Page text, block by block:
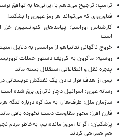
ترامپ: ترجیح می‌دهم با ایرانی‌‌ها به توافق
فناوری‌ای که می‌تواند هر رمز عبوری را بشکند!
کارشناس اوراسیا: پیامدهای کنوانسیون خزر
است
خروج ناگهانی نتانیاهو از مراسمی به دلایل
روسیه: ماکرون به کی‌یف دستور حملات
پنجره‌ نقل و انتقالاتی استقلال بسته ماند
یمن از هدف قرار دادن یک نفتکش عربستانی
رسانه عبری: اسرائیل دچار ناترازی برق شده است
سازمان ملل: طرف‌ها را به مذاکره درباره تنگه
فارن افرز: محور مقاومت دست نخورده باقی
پزشکیان: اگر تا امروز مانده‌ایم، به‌خاطر
هم همراهی کردند